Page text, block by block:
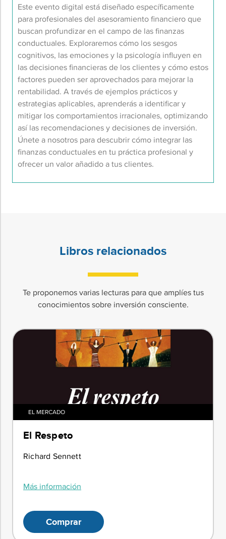
Este evento digital está diseñado específicamente
para profesionales del asesoramiento financiero que
buscan profundizar en el campo de las finanzas
conductuales. Exploraremos cómo los sesgos
cognitivos, las emociones y la psicología influyen en
las decisiones financieras de los clientes y cómo estos
factores pueden ser aprovechados para mejorar la
rentabilidad. A través de ejemplos prácticos y
estrategias aplicables, aprenderás a identificar y
mitigar los comportamientos irracionales, optimizando
así las recomendaciones y decisiones de inversión.
Únete a nosotros para descubrir cómo integrar las
finanzas conductuales en tu práctica profesional y
ofrecer un valor añadido a tus clientes.
Libros relacionados
Te proponemos varias lecturas para que amplíes tus
conocimientos sobre inversión consciente.
EL MERCADO
El Respeto
Richard Sennett
Más información
Comprar